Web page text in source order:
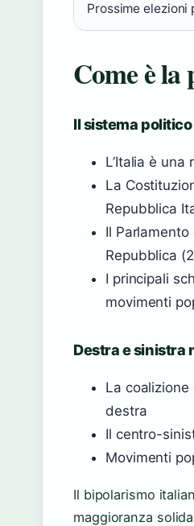
Prossime elezioni
Come è
Il sistema
L’Italia è
La
Repubblica
Il
Repubblica
I principali
movimenti
Destra e sinistra
La coalizione
destra
Il centro-
Movimenti
Il bipolarismo
maggioranza